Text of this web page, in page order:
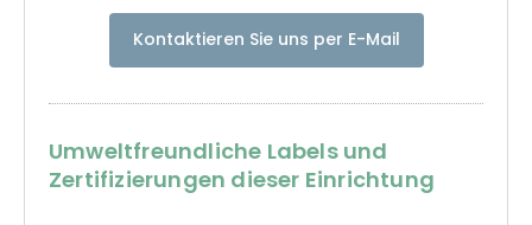
Kontaktieren Sie uns per E-Mail
Umweltfreundliche Labels und
Zertifizierungen dieser Einrichtung